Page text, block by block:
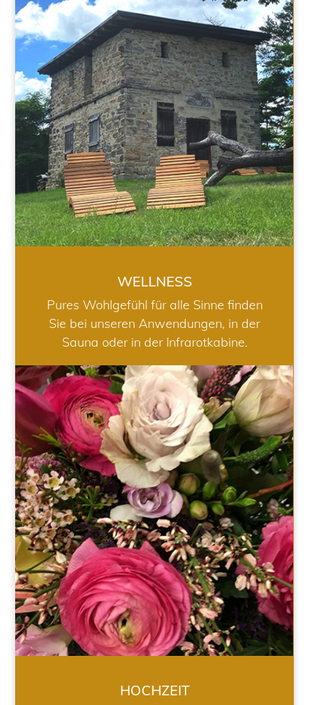
WELLNESS
WELLNESS
Pures Wohlgefühl für alle Sinne finden
Sie bei unseren Anwendungen, in der
Sauna oder in der Infrarotkabine.
HOCHZEIT
HOCHZEIT